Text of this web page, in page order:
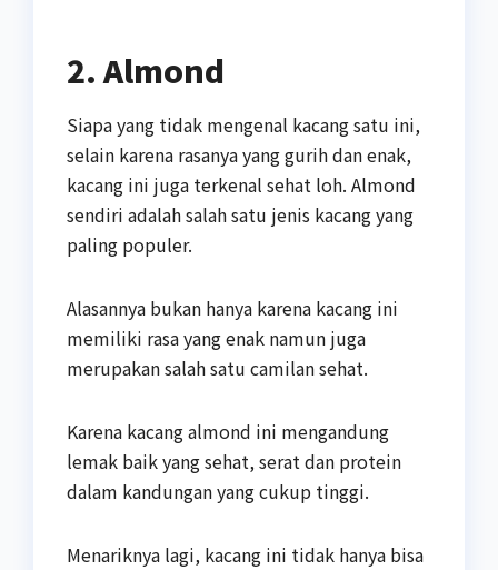
2. Almond
Siapa yang tidak mengenal kacang satu ini,
selain karena rasanya yang gurih dan enak,
kacang ini juga terkenal sehat loh. Almond
sendiri adalah salah satu jenis kacang yang
paling populer.
Alasannya bukan hanya karena kacang ini
memiliki rasa yang enak namun juga
merupakan salah satu camilan sehat.
Karena kacang almond ini mengandung
lemak baik yang sehat, serat dan protein
dalam kandungan yang cukup tinggi.
Menariknya lagi, kacang ini tidak hanya bisa